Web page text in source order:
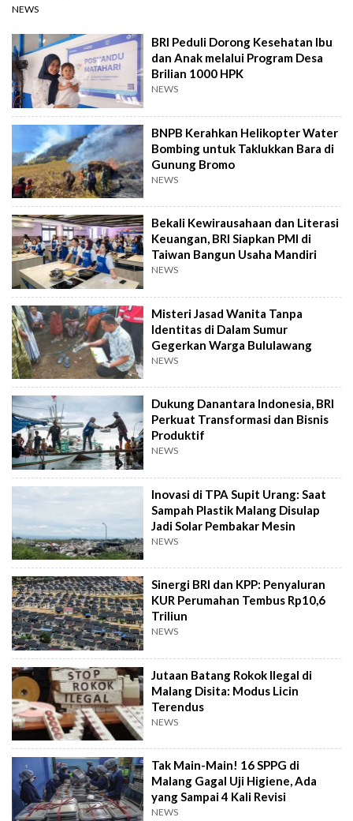
NEWS
BRI Peduli Dorong Kesehatan Ibu
dan Anak melalui Program Desa
Brilian 1000 HPK
NEWS
BNPB Kerahkan Helikopter Water
Bombing untuk Taklukkan Bara di
Gunung Bromo
NEWS
Bekali Kewirausahaan dan Literasi
Keuangan, BRI Siapkan PMI di
Taiwan Bangun Usaha Mandiri
NEWS
Misteri Jasad Wanita Tanpa
Identitas di Dalam Sumur
Gegerkan Warga Bululawang
NEWS
Dukung Danantara Indonesia, BRI
Perkuat Transformasi dan Bisnis
Produktif
NEWS
Inovasi di TPA Supit Urang: Saat
Sampah Plastik Malang Disulap
Jadi Solar Pembakar Mesin
NEWS
Sinergi BRI dan KPP: Penyaluran
KUR Perumahan Tembus Rp10,6
Triliun
NEWS
Jutaan Batang Rokok Ilegal di
Malang Disita: Modus Licin
Terendus
NEWS
Tak Main-Main! 16 SPPG di
Malang Gagal Uji Higiene, Ada
yang Sampai 4 Kali Revisi
NEWS